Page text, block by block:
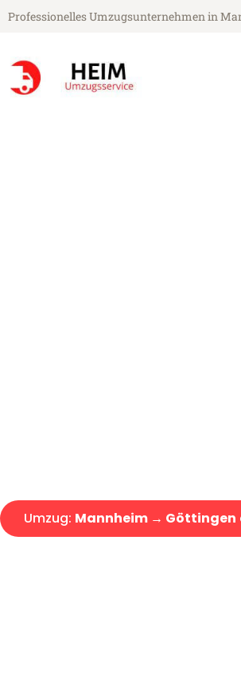
Professionelles Umzugsunternehmen in
Umzug: Mannheim → Göttingen